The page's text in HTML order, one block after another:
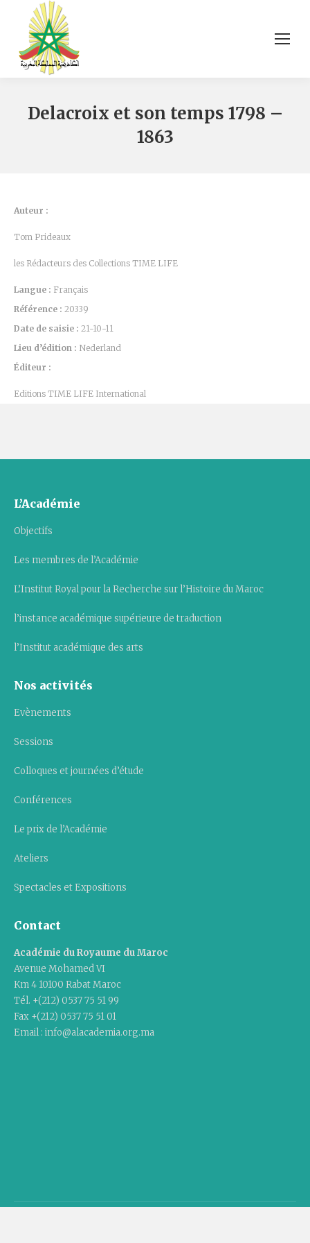
Delacroix et son temps 1798 –
1863
Auteur :
Tom Prideaux
les Rédacteurs des Collections TIME LIFE
Langue : Français
Référence : 20339
Date de saisie : 21-10-11
Lieu d’édition : Nederland
Éditeur :
Editions TIME LIFE International
L’Académie
Objectifs
Les membres de l’Académie
L’Institut Royal pour la Recherche sur l’Histoire du Maroc
l’instance académique supérieure de traduction
l’Institut académique des arts
Nos activités
Evènements
Sessions
Colloques et journées d’étude
Conférences
Le prix de l’Académie
Ateliers
Spectacles et Expositions
Contact
Académie du Royaume du Maroc
Avenue Mohamed VI
Km 4 10100 Rabat Maroc
Tél. +(212) 0537 75 51 99
Fax +(212) 0537 75 51 01
Email : info@alacademia.org.ma